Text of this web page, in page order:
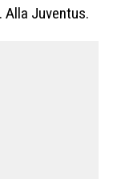
Alla Juventus.